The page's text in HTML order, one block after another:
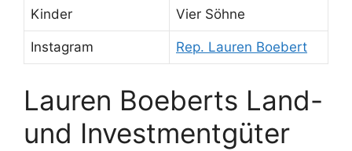
Kinder Vier Söhne
Instagram Rep. Lauren Boebert
Lauren Boeberts Land-
und Investmentgüter